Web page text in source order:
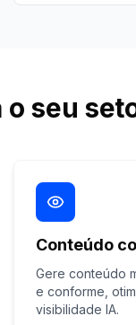
o seu
Conteúdo
Gere conteúdo
e conforme,
visibilidade IA.